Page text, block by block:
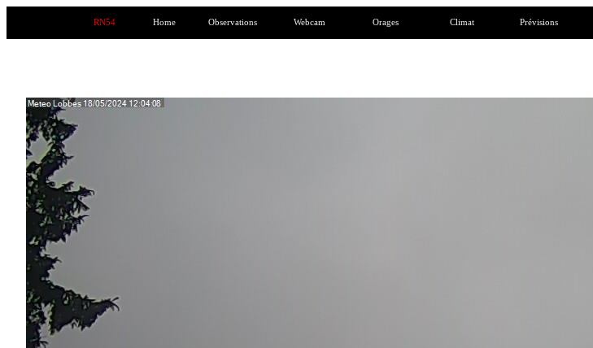
RN54 Home Observations Webcam Orages Climat Prévisions